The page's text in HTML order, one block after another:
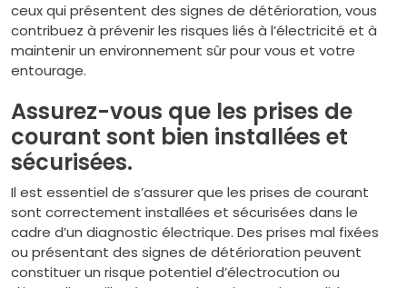
ceux qui présentent des signes de détérioration, vous
contribuez à prévenir les risques liés à l’électricité et à
maintenir un environnement sûr pour vous et votre
entourage.
Assurez-vous que les prises de
courant sont bien installées et
sécurisées.
Il est essentiel de s’assurer que les prises de courant
sont correctement installées et sécurisées dans le
cadre d’un diagnostic électrique. Des prises mal fixées
ou présentant des signes de détérioration peuvent
constituer un risque potentiel d’électrocution ou